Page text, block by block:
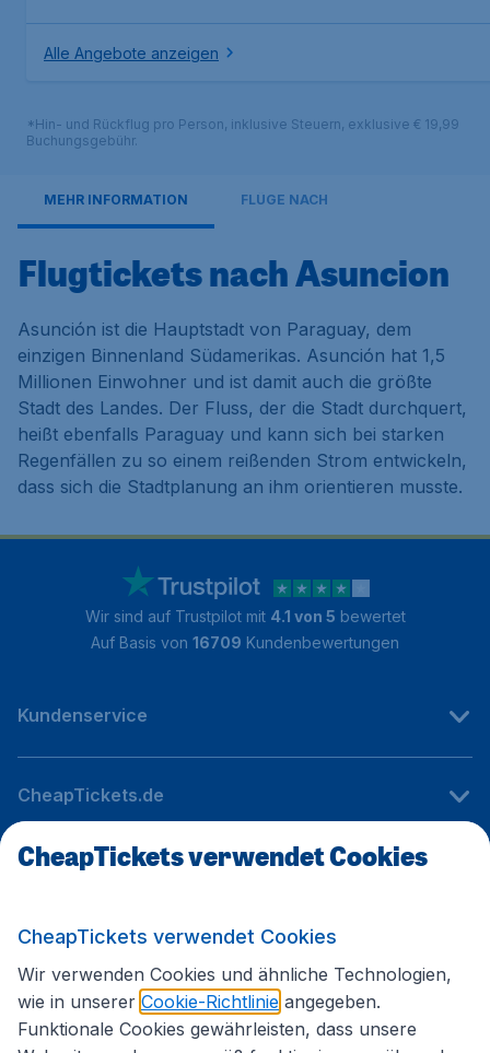
Alle Angebote anzeigen
*Hin- und Rückflug pro Person, inklusive Steuern, exklusive € 19,99
Buchungsgebühr.
MEHR INFORMATION FLÜGE NACH
Flugtickets nach Asuncion
Asunción ist die Hauptstadt von Paraguay, dem
einzigen Binnenland Südamerikas. Asunción hat 1,5
Millionen Einwohner und ist damit auch die größte
Stadt des Landes. Der Fluss, der die Stadt durchquert,
heißt ebenfalls Paraguay und kann sich bei starken
Regenfällen zu so einem reißenden Strom entwickeln,
dass sich die Stadtplanung an ihm orientieren musste.
Wir sind auf Trustpilot mit 4.1 von 5 bewertet
Auf Basis von 16709 Kundenbewertungen
Kundenservice
CheapTickets.de
Internationale Webseiten
Folgen Sie uns:
CheapTickets verwendet Cookies
CheapTickets verwendet Cookies
Wir verwenden Cookies und ähnliche Technologien,
wie in unserer Cookie-Richtlinie angegeben.
Funktionale Cookies gewährleisten, dass unsere